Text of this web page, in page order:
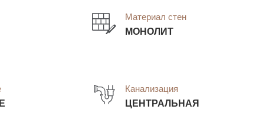
Материал стен
МОНОЛИТ
Канализация
ЦЕНТРАЛЬНАЯ